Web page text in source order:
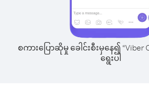
စကားပြောဆိုမှု ခေါင်းစီးမှနေ၍ “Viber
ရွေးပါ